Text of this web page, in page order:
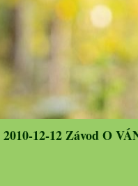
2010-12-12 Závod O